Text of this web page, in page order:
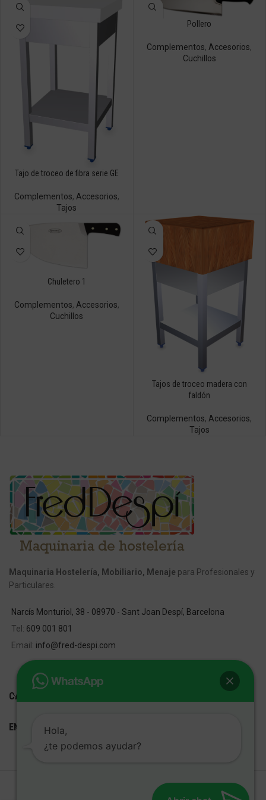
Tajo de troceo de fibra serie GE
Complementos, Accesorios,
Tajos
Pollero
Complementos, Accesorios,
Cuchillos
Chuletero 1
Complementos, Accesorios,
Cuchillos
Tajos de troceo madera con
faldón
Complementos, Accesorios,
Tajos
Maquinaria Hostelería, Mobiliario, Menaje para Profesionales y
Particulares.
Narcís Monturiol, 38 - 08970 - Sant Joan Despí, Barcelona
Tel: 609 001 801
Email: info@fred-despi.com
CATEGORIAS
ENLACES ÚTILES
Hola,
¿te podemos ayudar?